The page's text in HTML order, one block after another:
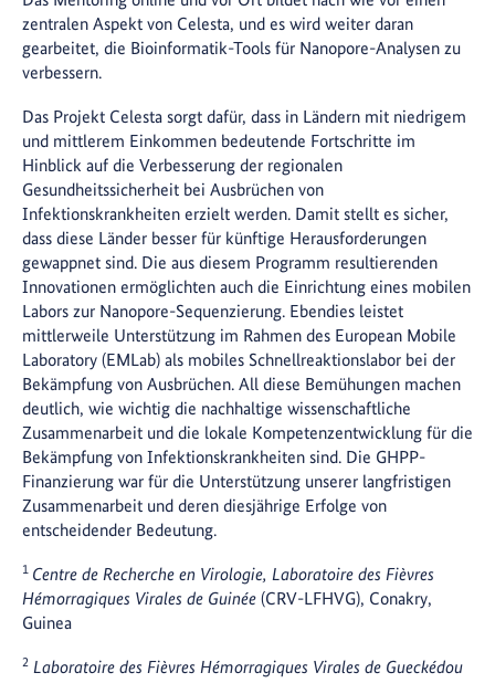
zentralen Aspekt von Celesta, und es wird weiter daran
gearbeitet, die Bioinformatik-Tools für Nanopore-Analysen zu
verbessern.
Das Projekt Celesta sorgt dafür, dass in Ländern mit niedrigem
und mittlerem Einkommen bedeutende Fortschritte im
Hinblick auf die Verbesserung der regionalen
Gesundheitssicherheit bei Ausbrüchen von
Infektionskrankheiten erzielt werden. Damit stellt es sicher,
dass diese Länder besser für künftige Herausforderungen
gewappnet sind. Die aus diesem Programm resultierenden
Innovationen ermöglichten auch die Einrichtung eines mobilen
Labors zur Nanopore-Sequenzierung. Ebendies leistet
mittlerweile Unterstützung im Rahmen des European Mobile
Laboratory (EMLab) als mobiles Schnellreaktionslabor bei der
Bekämpfung von Ausbrüchen. All diese Bemühungen machen
deutlich, wie wichtig die nachhaltige wissenschaftliche
Zusammenarbeit und die lokale Kompetenzentwicklung für die
Bekämpfung von Infektionskrankheiten sind. Die GHPP-
Finanzierung war für die Unterstützung unserer langfristigen
Zusammenarbeit und deren diesjährige Erfolge von
entscheidender Bedeutung.
1 Centre de Recherche en Virologie, Laboratoire des Fièvres
Hémorragiques Virales de Guinée (CRV-LFHVG), Conakry,
Guinea
2 Laboratoire des Fièvres Hémorragiques Virales de Gueckédou